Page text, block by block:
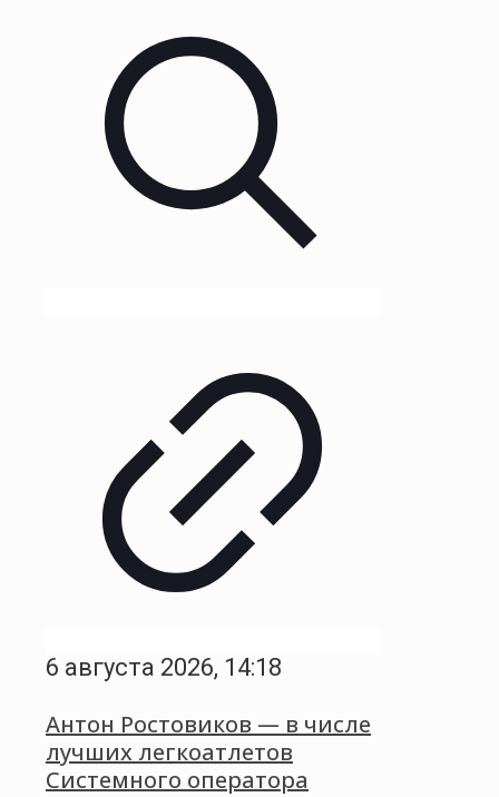
6 августа 2026, 14:18
Антон Ростовиков — в числе
лучших легкоатлетов
Системного оператора